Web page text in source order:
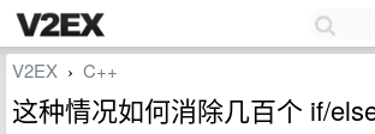
V2EX › C++
这种情况如何消除几百个 if/